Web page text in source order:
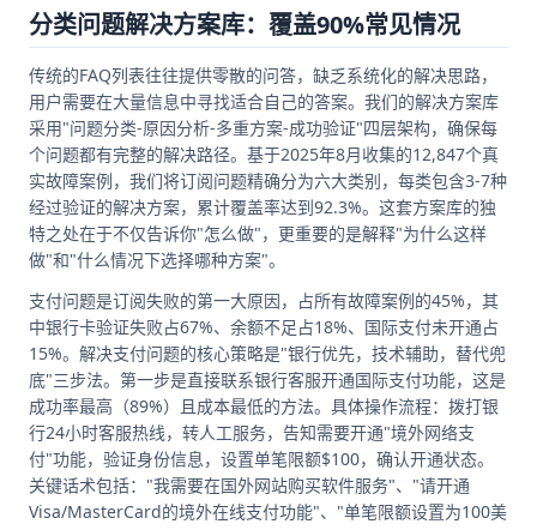
分类问题解决方案库：覆盖90%常见情况
传统的FAQ列表往往提供零散的问答，缺乏系统化的解决思路，
用户需要在大量信息中寻找适合自己的答案。我们的解决方案库
采用"问题分类-原因分析-多重方案-成功验证"四层架构，确保每
个问题都有完整的解决路径。基于2025年8月收集的12,847个真
实故障案例，我们将订阅问题精确分为六大类别，每类包含3-7种
经过验证的解决方案，累计覆盖率达到92.3%。这套方案库的独
特之处在于不仅告诉你"怎么做"，更重要的是解释"为什么这样
做"和"什么情况下选择哪种方案"。
支付问题是订阅失败的第一大原因，占所有故障案例的45%，其
中银行卡验证失败占67%、余额不足占18%、国际支付未开通占
15%。解决支付问题的核心策略是"银行优先，技术辅助，替代兜
底"三步法。第一步是直接联系银行客服开通国际支付功能，这是
成功率最高（89%）且成本最低的方法。具体操作流程：拨打银
行24小时客服热线，转人工服务，告知需要开通"境外网络支
付"功能，验证身份信息，设置单笔限额$100，确认开通状态。
关键话术包括："我需要在国外网站购买软件服务"、"请开通
Visa/MasterCard的境外在线支付功能"、"单笔限额设置为100美